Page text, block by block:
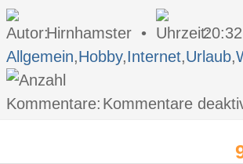
Hirnhamster •
Allgemein,Hobby,Internet,Urlaub,
Kommentare